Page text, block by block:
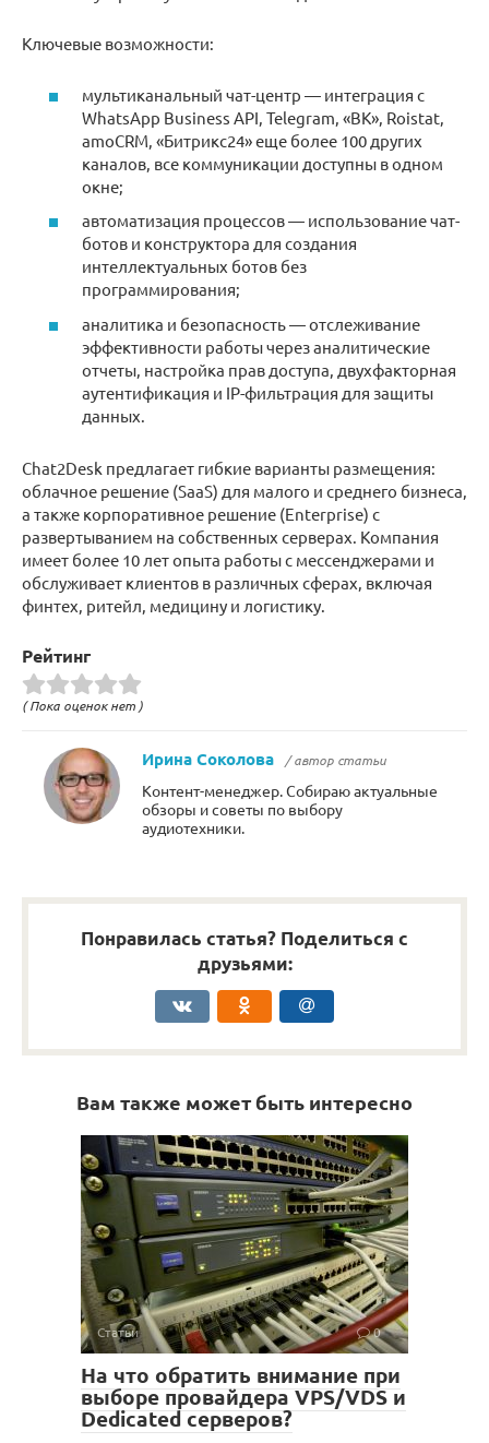
Ключевые возможности:
мультиканальный чат-центр — интеграция с
WhatsApp Business API, Telegram, «ВК», Roistat,
amoCRM, «Битрикс24» еще более 100 других
каналов, все коммуникации доступны в одном
окне;
автоматизация процессов — использование чат-
ботов и конструктора для создания
интеллектуальных ботов без
программирования;
аналитика и безопасность — отслеживание
эффективности работы через аналитические
отчеты, настройка прав доступа, двухфакторная
аутентификация и IP-фильтрация для защиты
данных.
Chat2Desk предлагает гибкие варианты размещения:
облачное решение (SaaS) для малого и среднего бизнеса,
а также корпоративное решение (Enterprise) с
развертыванием на собственных серверах. Компания
имеет более 10 лет опыта работы с мессенджерами и
обслуживает клиентов в различных сферах, включая
финтех, ритейл, медицину и логистику.
Рейтинг
( Пока оценок нет )
Ирина Соколова / автор статьи
Контент-менеджер. Собираю актуальные
обзоры и советы по выбору
аудиотехники.
Понравилась статья? Поделиться с
друзьями:
Вам также может быть интересно
Статьи 0
На что обратить внимание при
выборе провайдера VPS/VDS и
Dedicated серверов?